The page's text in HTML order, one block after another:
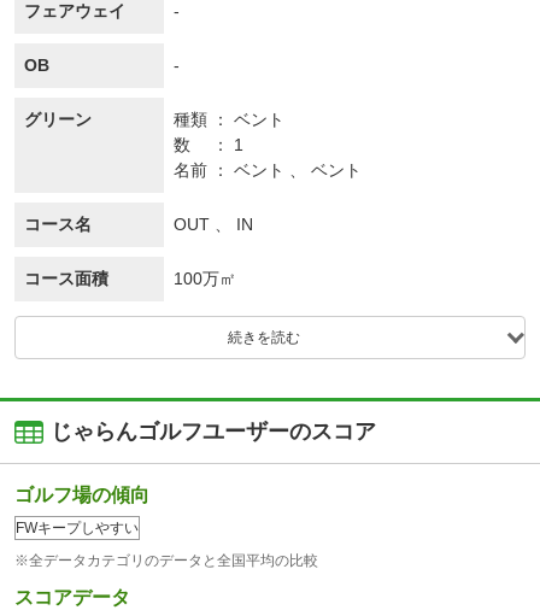
フェアウェイ -
OB -
グリーン 種類
ベント
数
1
名前
ベント 、 ベント
コース名 OUT 、 IN
コース面積 100万㎡
続きを読む
じゃらんゴルフユーザーのスコア
ゴルフ場の傾向
FWキープしやすい
※全データカテゴリのデータと全国平均の比較
スコアデータ